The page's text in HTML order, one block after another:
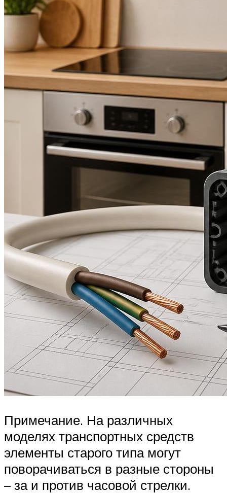
Примечание. На различных
моделях транспортных средств
элементы старого типа могут
поворачиваться в разные стороны
– за и против часовой стрелки.